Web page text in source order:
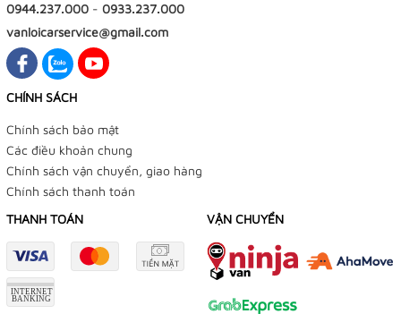
0944.237.000 - 0933.237.000
vanloicarservice@gmail.com
CHÍNH SÁCH
Chính sách bảo mật
Các điều khoản chung
Chính sách vận chuyển, giao hàng
Chính sách thanh toán
THANH TOÁN
VẬN CHUYỂN